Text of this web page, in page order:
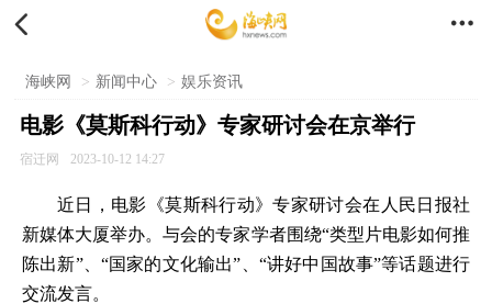
 
海峡网 > 新闻中心 > 娱乐资讯
电影《莫斯科行动》专家研讨会在京举行
宿迁网 2023-10-12 14:27
近日，电影《莫斯科行动》专家研讨会在人民日报社
新媒体大厦举办。与会的专家学者围绕“类型片电影如何推
陈出新”、“国家的文化输出”、“讲好中国故事”等话题进行
交流发言。